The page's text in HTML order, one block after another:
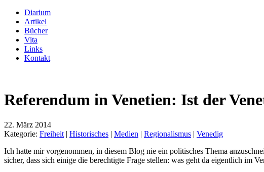
Diarium
Artikel
Bücher
Vita
Links
Kontakt
Referendum in Venetien: Ist der
22. März 2014
Kategorie: Freiheit | Historisches | Medien | Regionalismus | Venedig
Ich hatte mir vorgenommen, in diesem Blog nie ein politisches Thema
sicher, dass sich einige die berechtigte Frage stellen: was geht da eigentlich im